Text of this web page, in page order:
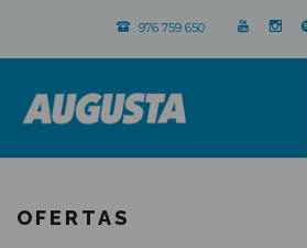
976 759 650
OFERTAS